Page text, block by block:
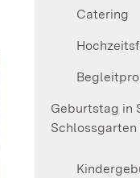
Catering
Geburtstag in